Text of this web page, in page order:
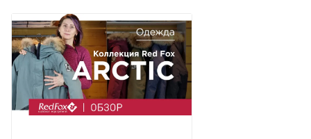
удобное место для пропуска или карты
Регулируемые по длине рукава + удлинённые
трикотажные манжеты — полная защита
запястий от холода
Снегозащитная юбка — предотвращает
проникновение снега и ветра внутрь пальто